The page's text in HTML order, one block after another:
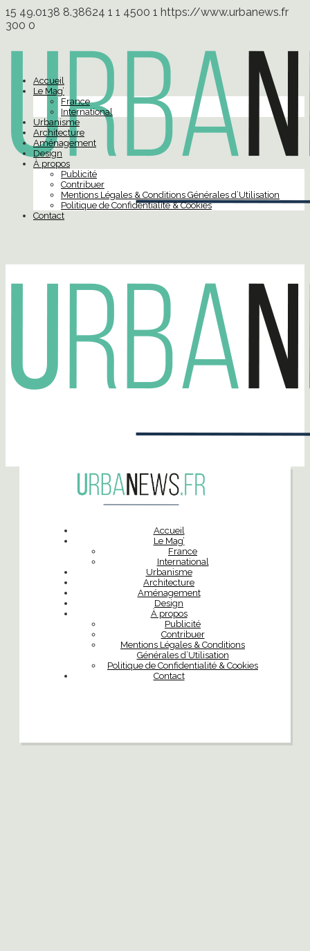
15 49.0138 8.38624 1 1 4500 1 https://www.urbanews.fr
300 0
Accueil
Le Mag’
France
International
Urbanisme
Architecture
Aménagement
Design
À propos
Publicité
Contribuer
Mentions Légales & Conditions Générales d’Utilisation
Politique de Confidentialité & Cookies
Contact
Accueil
Le Mag’
France
International
Urbanisme
Architecture
Aménagement
Design
À propos
Publicité
Contribuer
Mentions Légales & Conditions
Générales d’Utilisation
Politique de Confidentialité & Cookies
Contact